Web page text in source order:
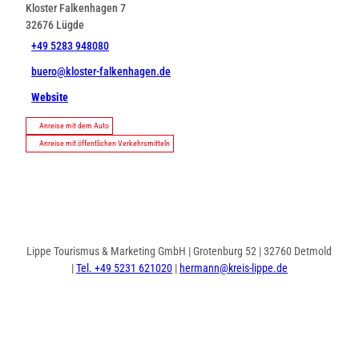
Kloster Falkenhagen 7
32676 Lügde
+49 5283 948080
buero@kloster-falkenhagen.de
Website
Anreise mit dem Auto
Anreise mit öffentlichen Verkehrsmitteln
Lippe Tourismus & Marketing GmbH | Grotenburg 52 | 32760 Detmold
|Tel. +49 5231 621020|hermann@kreis-lippe.de